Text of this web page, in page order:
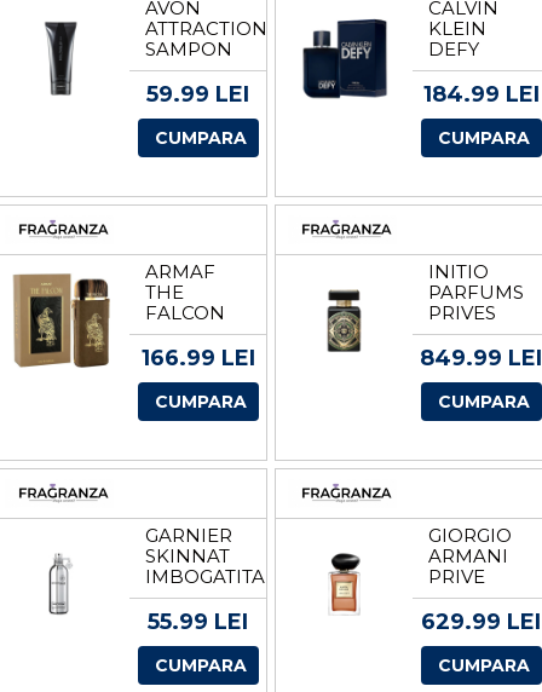
AVON
ATTRACTION
SAMPON
PENTRU
PAR SI
VOLUM
200 ML
59.99 LEI
CUMPARA
CALVIN
KLEIN
DEFY
PARFUM
PARFUM
BARBATI
VOLUM
184.99 LEI
CUMPARA
ARMAF
THE
FALCON
APA DE
PARFUM
EDP
VOLUM
166.99 LEI
CUMPARA
INITIO
PARFUMS
PRIVES
OUD FOR
HAPPINESS
PARFUM
UNISEX
EDP
VOLUM 90
849.99 LEI
CUMPARA
GARNIER
SKINNAT
IMBOGATITA
CU
ULEIURI
VOLUM
400 ML
55.99 LEI
CUMPARA
GIORGIO
ARMANI
PRIVE
SANTAL
DAN SHA
APA DE
PARFUM
629.99 LEI
CUMPARA